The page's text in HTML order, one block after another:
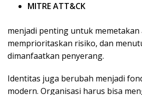
MITRE ATT&CK
menjadi penting untuk memetakan
memprioritaskan risiko, dan
dimanfaatkan penyerang.
Identitas juga berubah menjadi
modern. Organisasi harus bisa